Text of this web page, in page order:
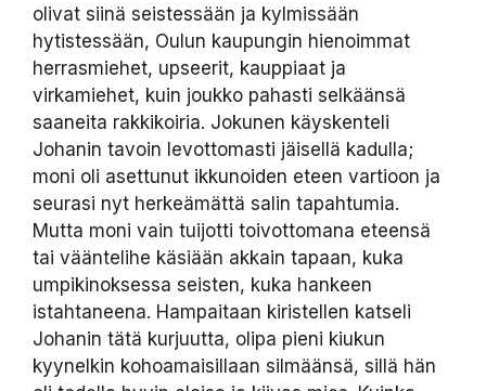
olivat siinä seistessään ja kylmissään
hytistessään, Oulun kaupungin hienoimmat
herrasmiehet, upseerit, kauppiaat ja
virkamiehet, kuin joukko pahasti selkäänsä
saaneita rakkikoiria. Jokunen käyskenteli
Johanin tavoin levottomasti jäisellä kadulla;
moni oli asettunut ikkunoiden eteen vartioon ja
seurasi nyt herkeämättä salin tapahtumia.
Mutta moni vain tuijotti toivottomana eteensä
tai vääntelihe käsiään akkain tapaan, kuka
umpikinoksessa seisten, kuka hankeen
istahtaneena. Hampaitaan kiristellen katseli
Johanin tätä kurjuutta, olipa pieni kiukun
kyynelkin kohoamaisillaan silmäänsä, sillä hän